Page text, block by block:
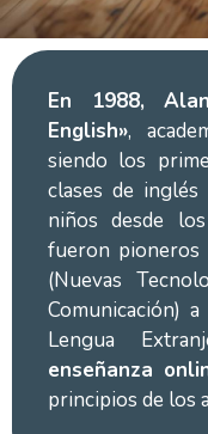
En 1988,
English»,
siendo los
clases de
niños desde
fueron
(Nuevas
Comunicación)
Lengua
enseñanza
principios de los